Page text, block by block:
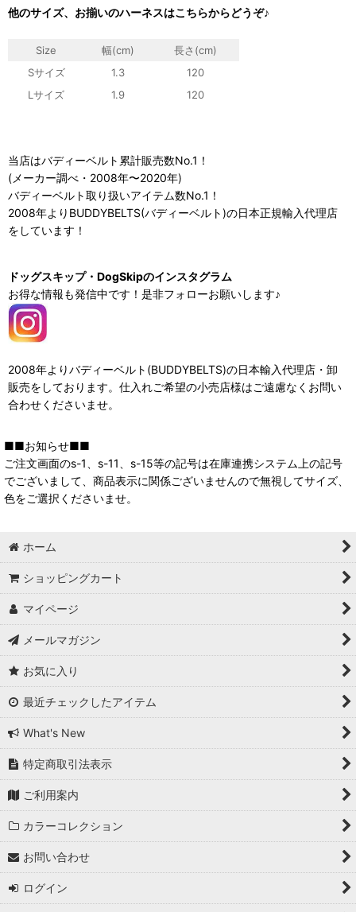
他のサイズ、お揃いのハーネスはこちらからどうぞ♪
Size 幅(cm) 長さ (cm)
Sサイズ
1.3
120
Lサイズ
1.9 120
当店はバディーベルト累計販売数No.1！
(メーカー調べ・2008年〜2020年)
バディーベルト取り扱いアイテム数No.1！
2008年よりBUDDYBELTS(バディーベルト)の日本正規輸入代理店
をしています！
ドッグスキップ・DogSkipのインスタグラム
お得な情報も発信中です！是非フォローお願いします♪
2008年よりバディーベルト(BUDDYBELTS)の日本輸入代理店・卸
販売をしております。仕入れご希望の小売店様はご遠慮なくお問い
合わせくださいませ。
■■お知らせ■■
ご注文画面のs-1、s-11、s-15等の記号は在庫連携システム上の記号
でございまして、商品表示に関係ございませんので無視してサイズ、
色をご選択くださいませ。
ホーム
ショッピングカート
マイページ
メールマガジン
お気に入り
最近チェックしたアイテム
What's New
特定商取引法表示
ご利用案内
カラーコレクション
お問い合わせ
ログイン